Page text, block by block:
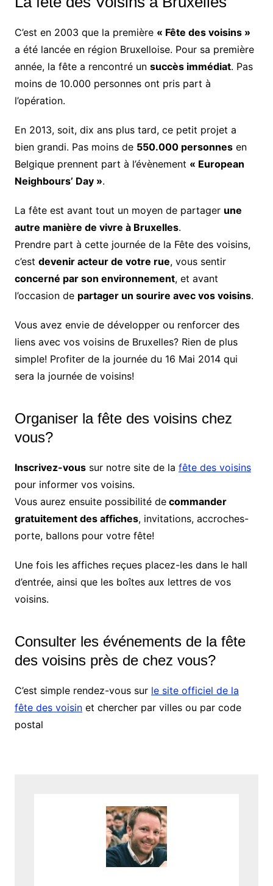
C’est en 2003 que la première « Fête des voisins »
a été lancée en région Bruxelloise. Pour sa première
année, la fête a rencontré un succès immédiat. Pas
moins de 10.000 personnes ont pris part à
l’opération.
En 2013, soit, dix ans plus tard, ce petit projet a
bien grandi. Pas moins de 550.000 personnesen
Belgique prennent part à l’évènement « European
Neighbours’ Day ».
La fête est avant tout un moyen de partager une
autre manière de vivre à Bruxelles.
Prendre part à cette journée de la Fête des voisins,
c’est devenir acteur de votre rue, vous sentir
concerné par son environnement, et avant
l’occasion de partager un sourire avec vos voisins.
Vous avez envie de développer ou renforcer des
liens avec vos voisins de Bruxelles? Rien de plus
simple! Profiter de la journée du 16 Mai 2014 qui
sera la journée de voisins!
Organiser la fête des voisins chez
vous?
Inscrivez-voussur notre site de la fête des voisins
pour informer vos voisins.
Vous aurez ensuite possibilité decommander
gratuitement des affiches, invitations, accroches-
porte, ballons pour votre fête!
Une fois les affiches reçues placez-les dans le hall
d’entrée, ainsi que les boîtes aux lettres de vos
voisins.
Consulter les événements de la fête
des voisins près de chez vous?
C’est simple rendez-vous sur le site officiel de la
fête des voisinet chercher par villes ou par code
postal